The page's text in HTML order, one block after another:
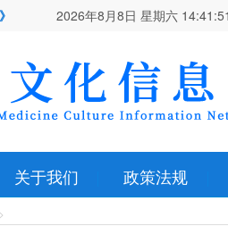
2026年8月8日 星期六
关于我们 政策法规
>